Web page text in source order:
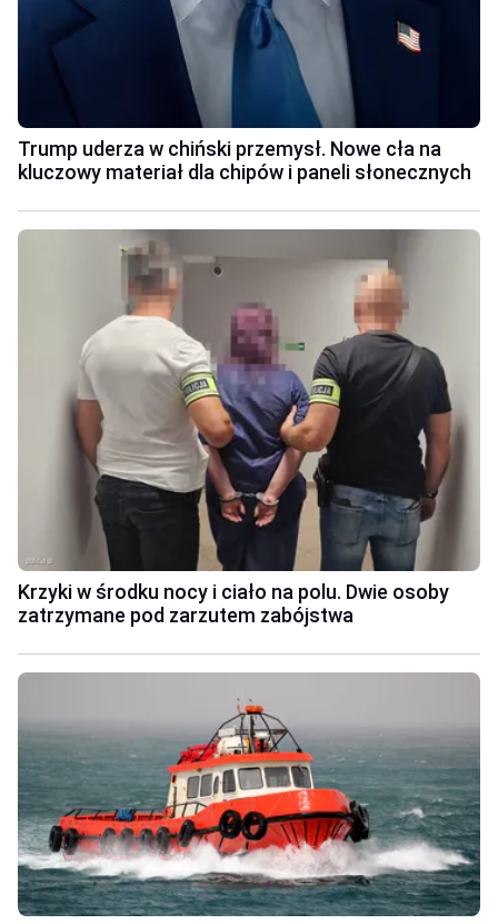
Trump uderza w chiński przemysł. Nowe cła na
kluczowy materiał dla chipów i paneli słonecznych
Krzyki w środku nocy i ciało na polu. Dwie osoby
zatrzymane pod zarzutem zabójstwa